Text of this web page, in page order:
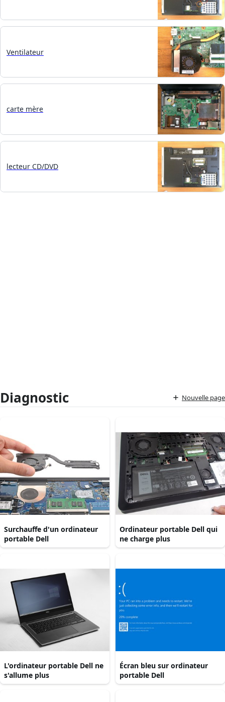
Ventilateur
carte mère
lecteur CD/DVD
Diagnostic Nouvelle page
Surchauffe d'un ordinateur
portable Dell
Ordinateur portable Dell qui
ne charge plus
L'ordinateur portable Dell ne
s'allume plus
Écran bleu sur ordinateur
portable Dell